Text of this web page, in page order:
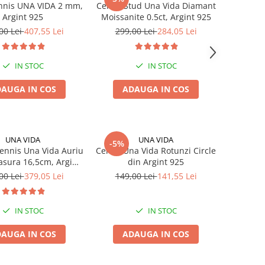
UNA VIDA 2 mm,
Argint 925
Lei407,55 Lei
IN STOC
IN COS
Cercei Stud Una Vida Diamant
Moissanite 0.5ct, Argint 925
299,00 Lei284,05 Lei
IN STOC
ADAUGA IN COS
UNA VIDA
Una Vida Auriu
16,5cm, Argint
925
Lei379,05 Lei
IN STOC
IN COS
-5% UNA VIDA
Cercei Una Vida Rotunzi Circle
din Argint 925
149,00 Lei141,55 Lei
IN STOC
ADAUGA IN COS